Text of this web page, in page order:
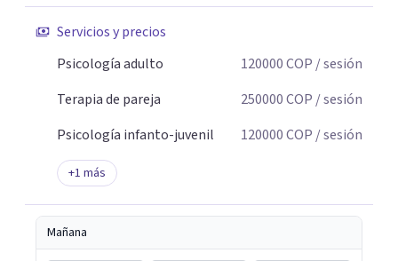
Servicios y precios
Psicología adulto
120000COP / sesión
Terapia de pareja
250000COP / sesión
Psicología infanto-juvenil
120000COP / sesión
+1 más
Mañana